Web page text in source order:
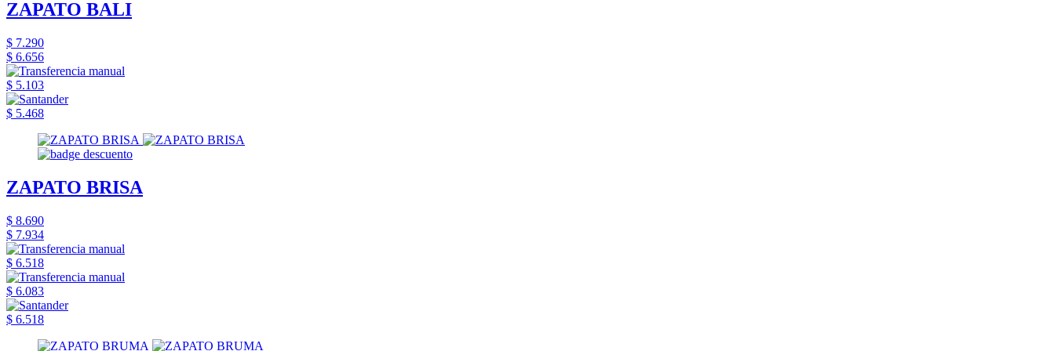
ZAPATO BALI
$ 7.290
$ 6.656
$ 5.103
$ 5.468
ZAPATO BRISA
$ 8.690
$ 7.934
$ 6.518
$ 6.083
$ 6.518